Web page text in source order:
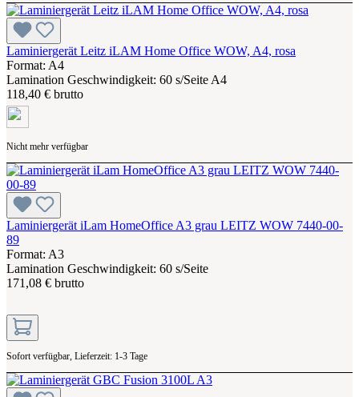
Laminiergerät Leitz iLAM Home Office WOW, A4, rosa
Format: A4
Lamination Geschwindigkeit: 60 s/Seite A4
118,40 € brutto
Nicht mehr verfügbar
Laminiergerät iLam HomeOffice A3 grau LEITZ WOW 7440-00-
89
Format: A3
Lamination Geschwindigkeit: 60 s/Seite
171,08 € brutto
Sofort verfügbar, Lieferzeit: 1-3 Tage